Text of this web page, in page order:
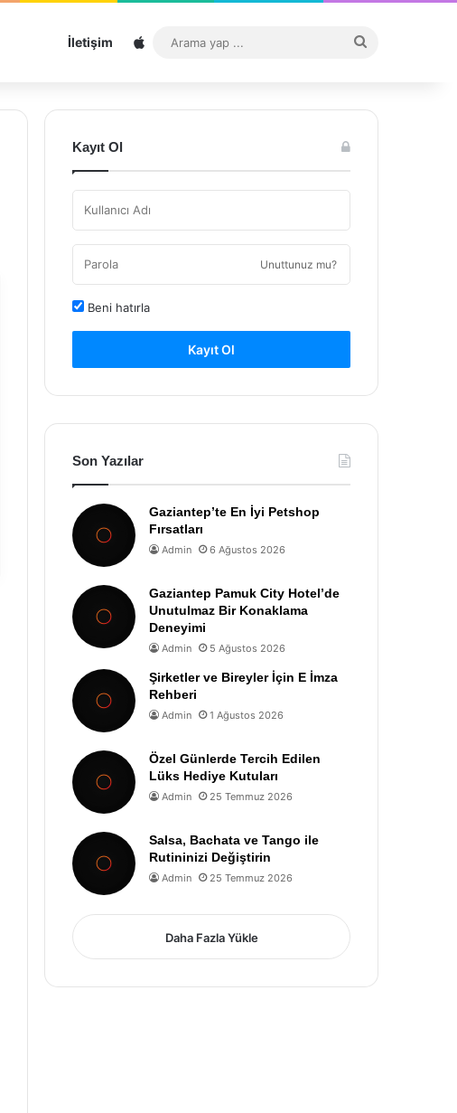
İletişim Sitemap
...
Kayıt Ol
Unuttunuz mu?
Beni hatırla
Kayıt Ol
Son Yazılar
Gaziantep’te En İyi Petshop
Fırsatları
Admin 6 Ağustos 2026
Gaziantep Pamuk City Hotel’de
Unutulmaz Bir Konaklama
Deneyimi
Admin 5 Ağustos 2026
Şirketler ve Bireyler İçin E İmza
Rehberi
Admin 1 Ağustos 2026
Özel Günlerde Tercih Edilen
Lüks Hediye Kutuları
Admin 25 Temmuz 2026
Salsa, Bachata ve Tango ile
Rutininizi Değiştirin
Admin 25 Temmuz 2026
Daha Fazla Yükle